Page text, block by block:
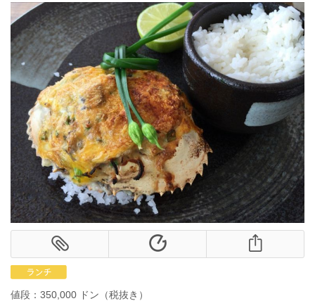
値段：350,000 ドン（税抜き）